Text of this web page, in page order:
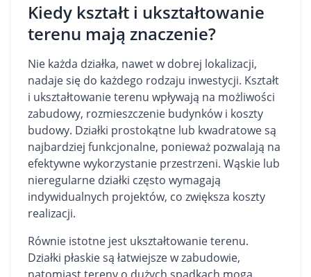
Kiedy kształt i ukształtowanie
terenu mają znaczenie?
Nie każda działka, nawet w dobrej lokalizacji,
nadaje się do każdego rodzaju inwestycji. Kształt
i ukształtowanie terenu wpływają na możliwości
zabudowy, rozmieszczenie budynków i koszty
budowy. Działki prostokątne lub kwadratowe są
najbardziej funkcjonalne, ponieważ pozwalają na
efektywne wykorzystanie przestrzeni. Wąskie lub
nieregularne działki często wymagają
indywidualnych projektów, co zwiększa koszty
realizacji.
Równie istotne jest ukształtowanie terenu.
Działki płaskie są łatwiejsze w zabudowie,